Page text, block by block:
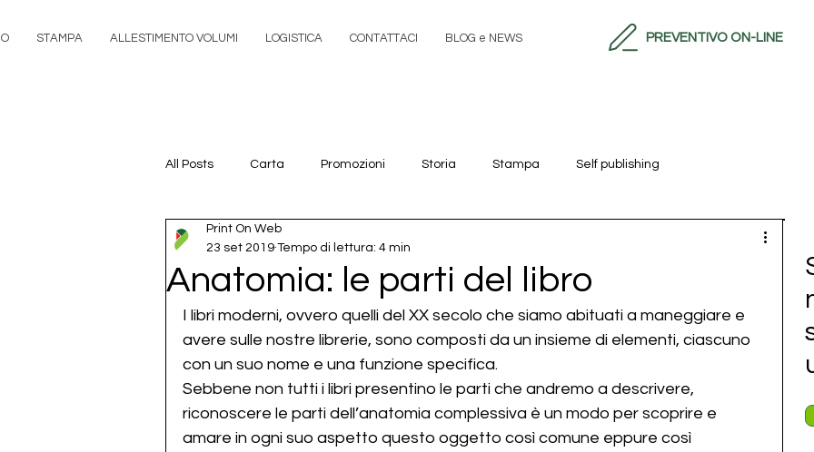
STAMPA ALLESTIMENTO VOLUMI LOGISTICA CONTATTACI BLOG e NEWS PREVENTIVO ON-LINE
All Posts Carta Promozioni Storia Stampa Self publishing
Anatomia: le parti del libro
Print On Web
23 set 2019 Tempo di lettura: 4 min
I libri moderni, ovvero quelli del XX secolo che siamo abituati a maneggiare e
avere sulle nostre librerie, sono composti da un insieme di elementi, ciascuno
con un suo nome e una funzione specifica.
Sebbene non tutti i libri presentino le parti che andremo a descrivere,
riconoscere le parti dell’anatomia complessiva è un modo per scoprire e
amare in ogni suo aspetto questo oggetto così comune eppure così